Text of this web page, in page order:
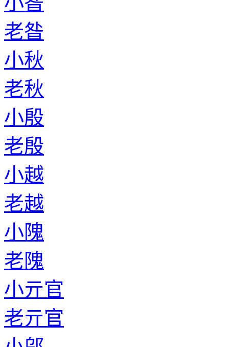
老昝
小秋
老秋
小殷
老殷
小越
老越
小隗
老隗
小亓官
老亓官